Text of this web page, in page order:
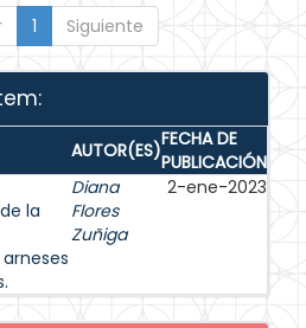
1 Siguiente
AUTOR(ES)FECHA DE
PUBLICACIÓN
la
Diana
Flores
Zuñiga
2-ene-2023